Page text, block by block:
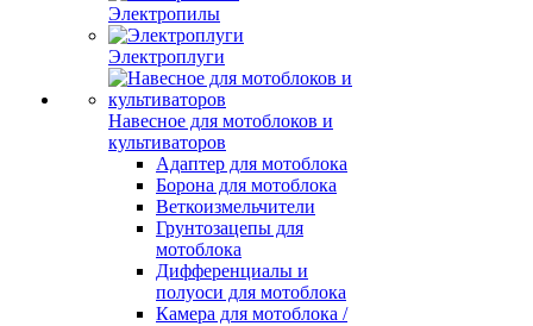
Электропилы
Электроплуги
Навесное для мотоблоков и
культиваторов
Адаптер для мотоблока
Борона для мотоблока
Веткоизмельчители
Грунтозацепы для
мотоблока
Дифференциалы и
полуоси для мотоблока
Камера для мотоблока /